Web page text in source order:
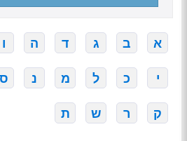
א ב ג ד ה ו
י כ ל מ נ ס
ק ר ש ת